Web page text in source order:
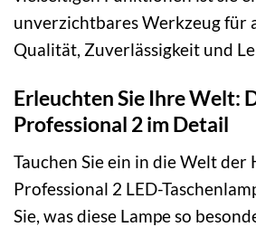
unverzichtbares Werkzeug für
Qualität, Zuverlässigkeit und
Erleuchten Sie Ihre Welt:
Professional 2 im Detail
Tauchen Sie ein in die Welt der
Professional 2 LED-
Sie, was diese Lampe so